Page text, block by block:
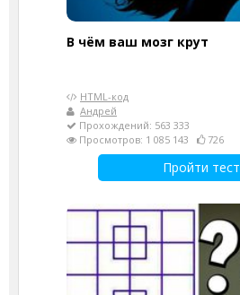
В чём ваш мозг крут
HTML-код
Андрей
Прохождений: 563 333
Просмотров: 1 085 143
726
Пройти тест